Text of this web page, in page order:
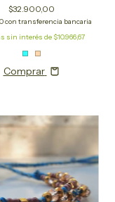
$32.900,00
con transferencia bancaria
sin interés de $10.966,67
Comprar